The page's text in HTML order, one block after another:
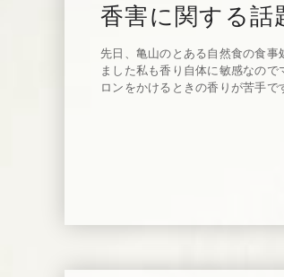
香害に関する話
先日、亀山のとある自然食の食
ました私も香り自体に敏感なの
ロンをかけるときの香りが苦手で